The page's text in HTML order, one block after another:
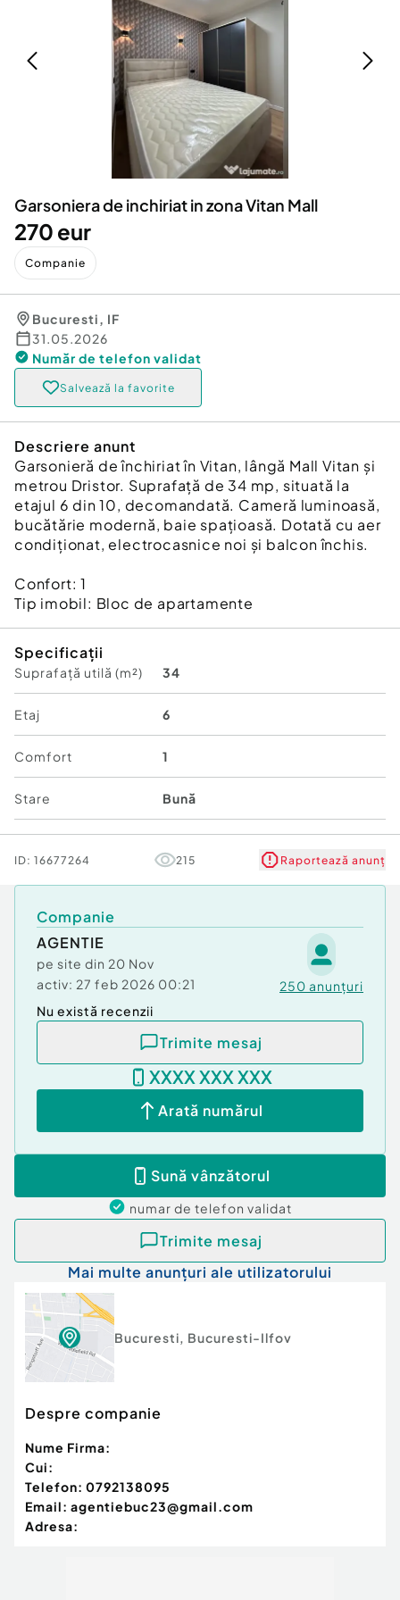
Animale de companie
Afaceri și echipamente profesionale
Inchiriere Bunuri si Vehicule
Utilaje agricole si industriale
Piese auto si accesorii
Dacia Duster
Garsoniera de inchiriat in zona Vitan Mall
270 eur
Companie
Bucuresti, IF
31.05.2026
Număr de telefon validat
Salvează la favorite
Descriere anunt
Garsonieră de închiriat în Vitan, lângă Mall Vitan și
metrou Dristor. Suprafață de 34 mp, situată la
etajul 6 din 10, decomandată. Cameră luminoasă,
bucătărie modernă, baie spațioasă. Dotată cu aer
condiționat, electrocasnice noi și balcon închis.
Confort:1
Tip imobil: Bloc de apartamente
Specificații
Suprafață utilă (m²) 34
Etaj 6
Comfort 1
Stare Bună
ID: 16677264 215 Raportează anunț
Companie
AGENTIE
pe site din 20 Nov
activ: 27 feb 2026 00:21 250 anunțuri
Nu există recenzii
Trimite mesaj
XXXX XXX XXX
Arată numărul
Sună vânzătorul
numar de telefon validat
Trimite mesaj
Mai multe anunțuri ale utilizatorului
Bucuresti, Bucuresti-Ilfov
Despre companie
Nume Firma:
Cui:
Telefon: 0792138095
Email: agentiebuc23@gmail.com
Adresa: